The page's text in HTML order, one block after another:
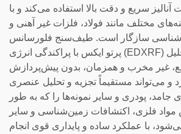
آنالیز سریع و دقت بالا استفاده می‌کند و با
مختلف مانند فولاد، فلزات غیر آهنی و
سازگار است. طیف‌سنج فلورسانس
پرتو ایکس با پراکندگی انرژی (EDXRF) مزایای تجزیه و تحلیل
غیر مخرب و همزمان، بدون پیش‌پردازش
و می‌تواند مستقیماً تجزیه و تحلیل عنصری
جامد، پودری و سایر نمونه‌ها را که به طور
مواد فلزی، اکتشافات زمین‌شناسی و سایر
با عملکرد ساده و پایداری قوی انجام